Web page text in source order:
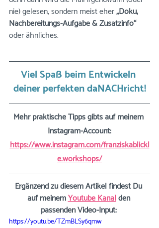
nie) gelesen, sondern meist eher „Doku,
Nachbereitungs-Aufgabe & Zusatzinfo“
oder ähnliches.
Viel Spaß beim Entwickeln
deiner perfekten daNACHricht!
Mehr praktische Tipps gibts auf meinem
Instagram-Account:
https://www.instagram.com/franziskablickl
e.workshops/
Ergänzend zu diesem Artikel findest Du
auf meinem Youtube Kanal den
passenden Video-Input:
https://youtu.be/TZmBLSy6qmw